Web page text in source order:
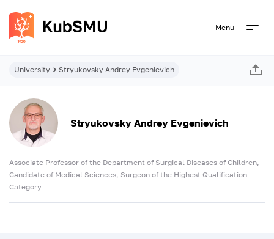
Menu
University Stryukovsky Andrey Evgenievich
Stryukovsky Andrey Evgenievich
Associate Professor of the Department of Surgical Diseases of Children,
Candidate of Medical Sciences, Surgeon of the Highest Qualification
Category